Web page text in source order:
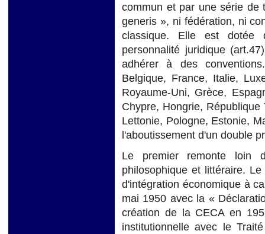
commun et par une série de
generis », ni fédération, ni
classique. Elle est
personnalité juridique
adhérer à des
Belgique, France, Italie,
Royaume-Uni, Grèce,
Chypre, Hongrie,
Lettonie, Pologne, Estonie,
l'aboutissement d'un double
Le premier remonte loin
philosophique et littéraire.
d'intégration économique à
mai 1950 avec la «
création de la CECA en
institutionnelle avec le